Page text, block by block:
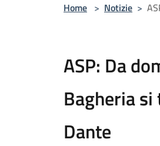
Home > Notizie >
ASP: Da
Bagheria
Dante